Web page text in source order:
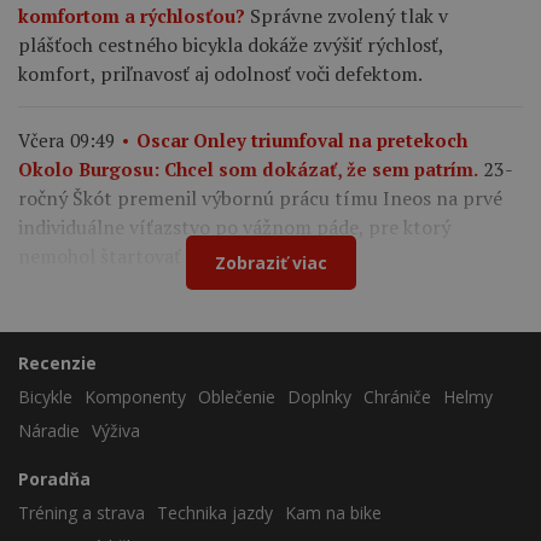
komfortom a rýchlosťou? Správne zvolený tlak v
plášťoch cestného bicykla dokáže zvýšiť rýchlosť,
komfort, priľnavosť aj odolnosť voči defektom.
Včera 09:49
Oscar Onley triumfoval na pretekoch
Okolo Burgosu: Chcel som dokázať, že sem patrím. 23-
ročný Škót premenil výbornú prácu tímu Ineos na prvé
individuálne víťazstvo po vážnom páde, pre ktorý
nemohol štartovať na Tour de France.
Zobraziť viac
Recenzie
Bicykle
Komponenty Oblečenie Doplnky Chrániče
Helmy
Náradie Výživa
Poradňa
Tréning a strava
Technika jazdy
Kam na bike